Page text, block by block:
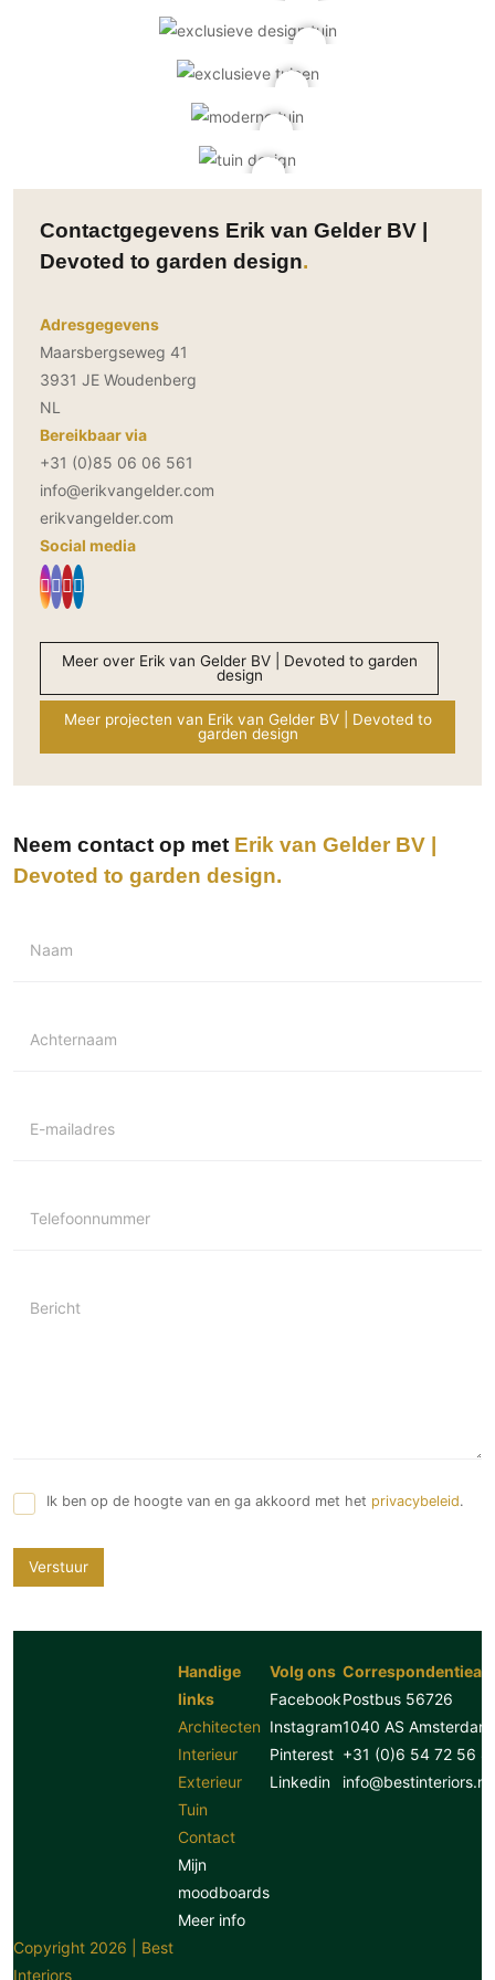
Contactgegevens Erik van Gelder BV |
Devoted to garden design
Adresgegevens
Maarsbergseweg 41
3931 JE Woudenberg
NL
Bereikbaar via
+31 (0)85 06 06 561
info@erikvangelder.com
erikvangelder.com
Social media
Meer over Erik van Gelder BV | Devoted to garden
design
Meer projecten van Erik van Gelder BV | Devoted to
garden design
Neem contact op met Erik van Gelder BV |
Devoted to garden design
Naam
Achternaam
E-mailadres
Telefoonnummer
Bericht
Ik ben op de hoogte van en ga akkoord met het privacybeleid.
Verstuur
Handige
links
Architecten
Interieur
Exterieur
Tuin
Contact
Mijn
moodboards
Meer info
Volg ons
Facebook
Instagram
Pinterest
Linkedin
Postbus 56726
1040 AS Amsterdam
+31 (0)6 54 72 56
info@bestinteriors.nl
Copyright 2026 | Best
Interiors